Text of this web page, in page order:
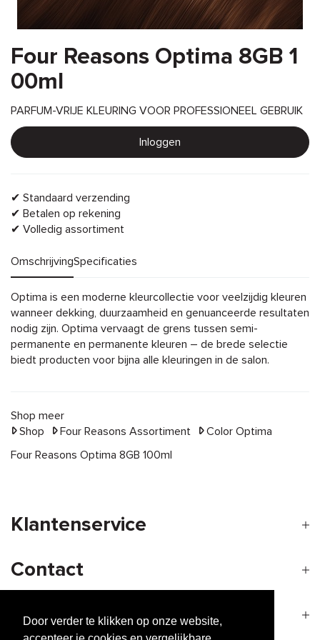
Door verder te klikken op onze website,
Four Reasons Optima 8GB 1
00ml
PARFUM-VRIJE KLEURING VOOR PROFESSIONEEL GEBRUIK
Inloggen
✔ Standaard verzending
✔ Betalen op rekening
✔ Volledig assortiment
OmschrijvingSpecificaties
Omschrijving
Optima is een moderne kleurcollectie voor veelzijdig kleuren
wanneer dekking, duurzaamheid en genuanceerde resultaten
nodig zijn. Optima vervaagt de grens tussen semi-
permanente en permanente kleuren – de brede selectie
biedt producten voor bijna alle kleuringen in de salon.
Shop meer
Shop
Four Reasons Assortiment Color Optima
Four Reasons Optima 8GB 100ml
Klantenservice
Contact
Openingstijden